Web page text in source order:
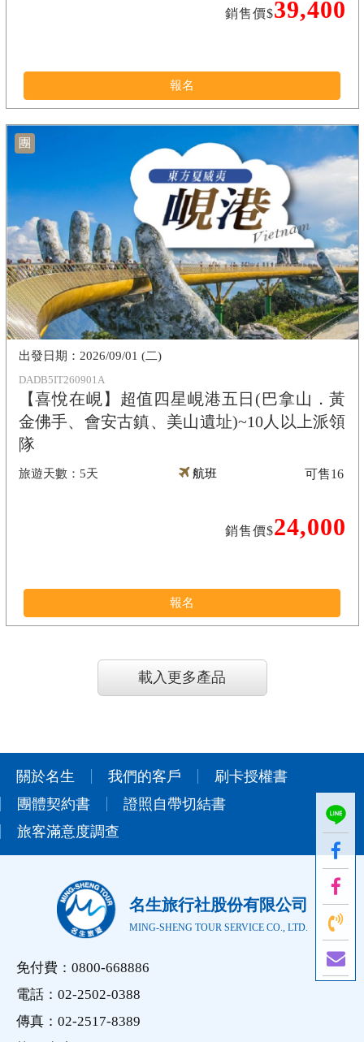
銷售價$39,400
報名
團
DADB5IT260901A
【喜悅在峴】超值四星峴港五日(巴拿山．黃
金佛手、會安古鎮、美山遺址)~10人以上派領
隊
5天
2026/09/01 (二)
航班
銷售價$24,000
可售16
報名
載入更多產品
關於名生 我們的客戶
刷卡授權書
團體契約書
證照自帶切結書
旅客滿意度調查
名生旅行社股份有限公司
MING-SHENG TOUR SERVICE CO., LTD.
免付費：0800-668886
電話：02-2502-0388
傳真：02-2517-8389